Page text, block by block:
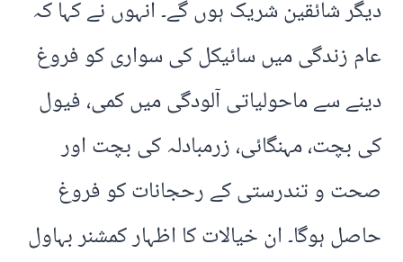
دیگر شائقین شریک ہوں گے۔ انہوں نے کہا کہ
عام زندگی میں سائیکل کی سواری کو فروغ
دینے سے ماحولیاتی آلودگی میں کمی، فیول
کی بچت، مہنگائی، زرمبادلہ کی بچت اور
صحت و تندرستی کے رحجانات کو فروغ
حاصل ہوگا۔ ان خیالات کا اظہار کمشنر بہاول